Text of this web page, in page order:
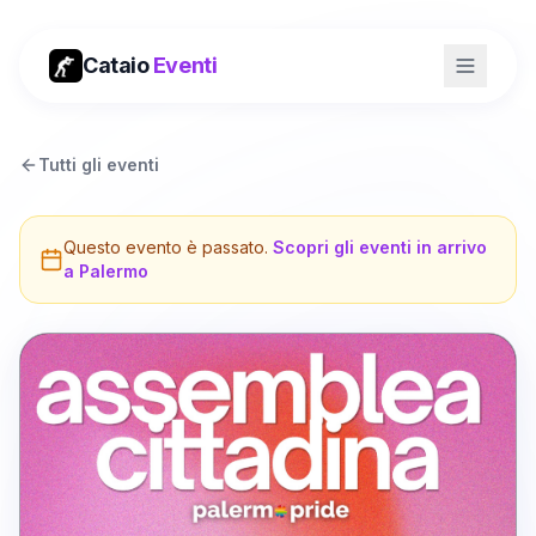
CataioEventi
Tutti gli eventi
Questo evento è passato. Scopri gli eventi in arrivo
a Palermo